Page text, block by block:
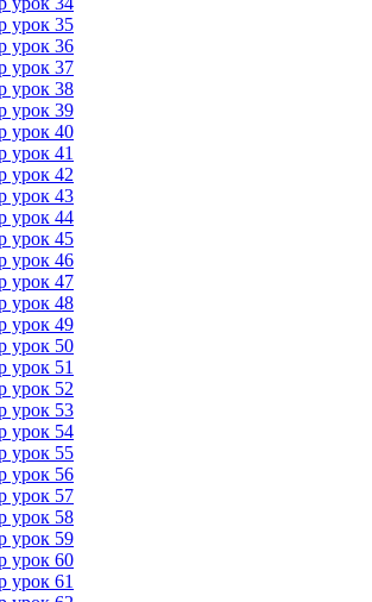
урок 35
урок 36
урок 37
урок 38
урок 39
урок 40
урок 41
урок 42
урок 43
урок 44
урок 45
урок 46
урок 47
урок 48
урок 49
урок 50
урок 51
урок 52
урок 53
урок 54
урок 55
урок 56
урок 57
урок 58
урок 59
урок 60
урок 61